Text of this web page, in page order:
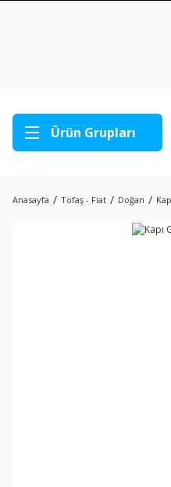
Ürün Grupları
Anasayfa Tofaş - Fiat Doğan